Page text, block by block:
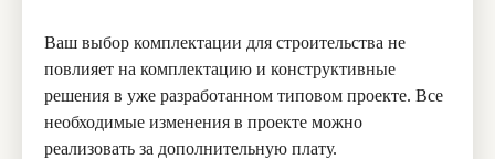
Ваш выбор комплектации для строительства не
повлияет на комплектацию и конструктивные
решения в уже разработанном типовом проекте. Все
необходимые изменения в проекте можно
реализовать за дополнительную плату.